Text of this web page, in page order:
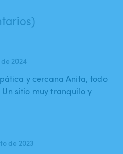
2024
y cercana Anita, todo
sitio muy tranquilo y
de 2023